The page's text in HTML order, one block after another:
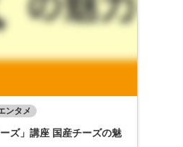
ンタメ
ズ」講座 国産チーズの魅